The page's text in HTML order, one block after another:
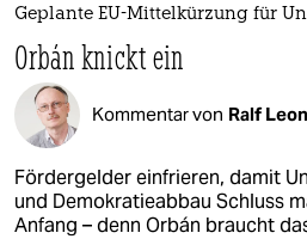
Geplante EU-Mittelkürzung für
Orbán knickt ein
Kommentar von Ralf
Fördergelder einfrieren, damit
und Demokratieabbau Schluss
Anfang – denn Orbán braucht